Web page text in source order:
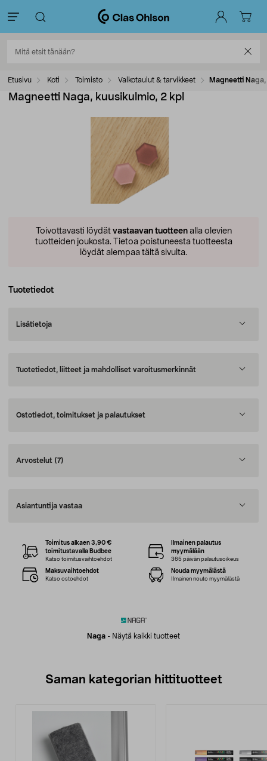
Etusivu Koti Toimisto Valkotaulut & tarvikkeet Magneetti
Magneetti Naga, kuusikulmio, 2 kpl
Toivottavasti löydät vastaavan tuotteenalla olevien
tuotteiden joukosta. Tietoa poistuneesta tuotteesta
löydät alempaa tältä sivulta.
Tuotetiedot
Lisätietoja
Tuotetiedot, liitteet ja mahdolliset varoitusmerkinnät
Ostotiedot, toimitukset ja palautukset
Arvostelut (7)
Asiantuntija vastaa
Naga - Näytä kaikki tuotteet
Toimitus alkaen 3,90 €
toimitustavalla Budbee
Katso toimitusvaihtoehdot
Ilmainen palautus
myymälään
365 päivän palautusoikeus
Maksuvaihtoehdot
Katso ostoehdot
Nouda myymälästä
Ilmainen nouto myymälästä
Saman kategorian hittituotteet